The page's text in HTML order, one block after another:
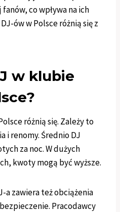
co wpływa na ich
ów w Polsce różnią się z
w klubie
różnią się. Zależy to
i renomy. Średnio DJ
za noc. W dużych
kwoty mogą być wyższe.
a zawiera też obciążenia
Pracodawcy